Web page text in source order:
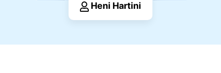
Heni Hartini